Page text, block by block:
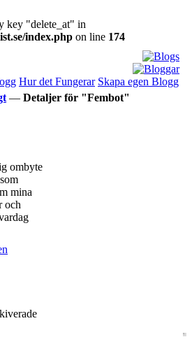
key "delete_at" in
index.php on line 174
Hur det Fungerar Skapa egen Blogg
— Detaljer för "Fembot"
ombyte
mina
och